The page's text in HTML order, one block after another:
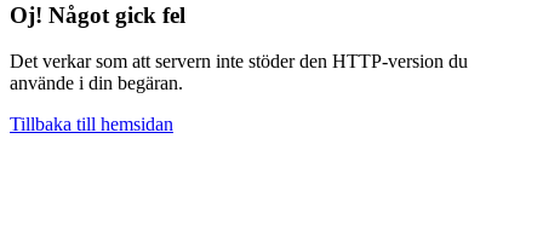
Oj! Något gick fel
Det verkar som att servern inte stöder den HTTP-version du
använde i din begäran.
Tillbaka till hemsidan